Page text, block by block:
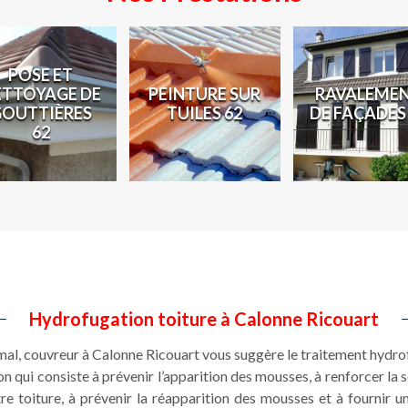
POSE ET
DE
62
PEINTURE SUR
TUILES 62
DE
Hydrofugation toiture à Calonne Ricouart
couvreur à Calonne Ricouart vous suggère le traitement
qui consiste à prévenir l’apparition des mousses, à renforcer
toiture, à prévenir la réapparition des mousses et à fournir